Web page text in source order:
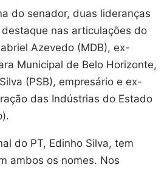
do senador, duas lideranças
nas articulações do
Azevedo (MDB), ex-
Municipal de Belo Horizonte,
(PSB), empresário e ex-
das Indústrias do Estado
do PT, Edinho Silva, tem
ambos os nomes. Nos